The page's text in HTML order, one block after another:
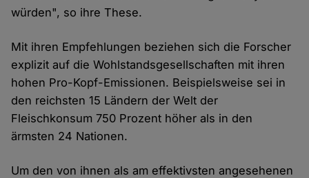
würden", so ihre These.
Mit ihren Empfehlungen beziehen sich die Forscher
explizit auf die Wohlstandsgesellschaften mit ihren
hohen Pro-Kopf-Emissionen. Beispielsweise sei in
den reichsten 15 Ländern der Welt der
Fleischkonsum 750 Prozent höher als in den
ärmsten 24 Nationen.
Um den von ihnen als am effektivsten angesehenen